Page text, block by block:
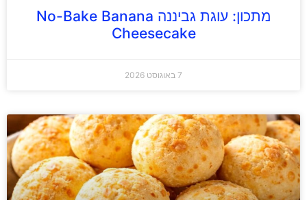
מתכון: עוגת גביננה No-Bake Banana
Cheesecake
7 באוגוסט 2026